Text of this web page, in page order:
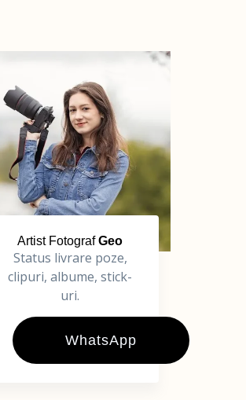
Artist FotografGeo
Status livrare poze,
clipuri, albume, stick-
uri.
WhatsApp